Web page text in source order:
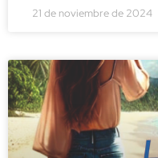
21 de noviembre de 2024